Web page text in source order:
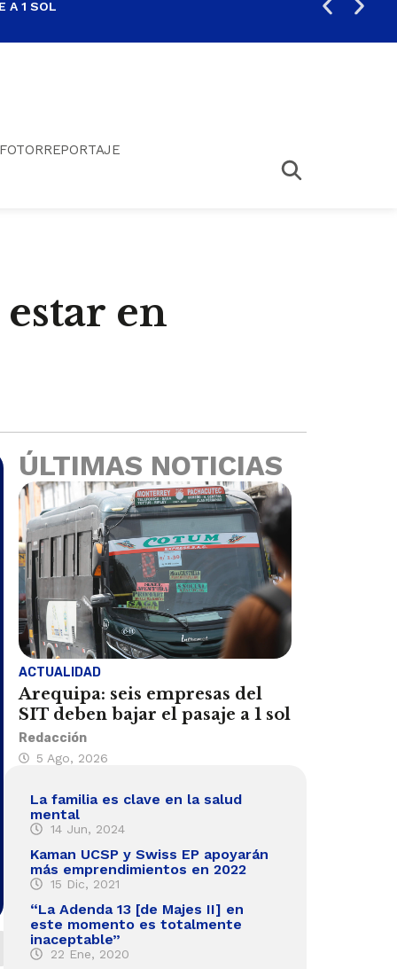
A 1 SOL
en
ÚLTIMAS NOTICIAS
ACTUALIDAD
Arequipa: seis empresas del
SIT deben bajar el pasaje a 1 sol
Redacción
5 Ago, 2026
La familia es clave en la salud
mental
14 Jun, 2024
Kaman UCSP y Swiss EP apoyarán
más emprendimientos en 2022
15 Dic, 2021
“La Adenda 13 [de Majes II] en
este momento es totalmente
inaceptable”
22 Ene, 2020